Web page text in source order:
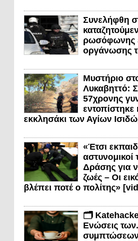
Συνελήφθη
ρωσόφωνης
οργάνωσης
Μυστήριο
Λυκαβηττό:
57χρονης
εντοπίστηκε
εκκλησάκι των Αγίων
«Έτσι
αστυνομικοί
Δράσης για
ζωές – Οι
βλέπει ποτέ ο πολίτης»
🗂️
Ενώσεις